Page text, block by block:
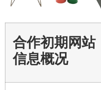
合作初期网站
信息概况